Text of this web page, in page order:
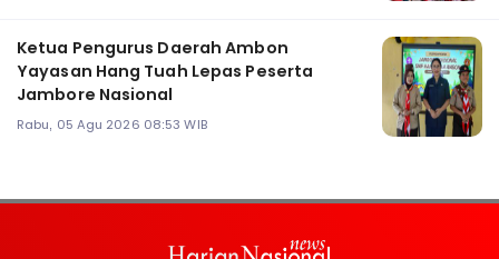
Ketua Pengurus Daerah Ambon
Yayasan Hang Tuah Lepas Peserta
Jambore Nasional
Rabu, 05 Agu 2026 08:53 WIB